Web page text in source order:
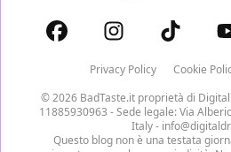
Privacy Policy Cookie
© 2026 BadTaste.it proprietà di
11885930963 - Sede legale: Via
Italy -
Questo blog non è una testata